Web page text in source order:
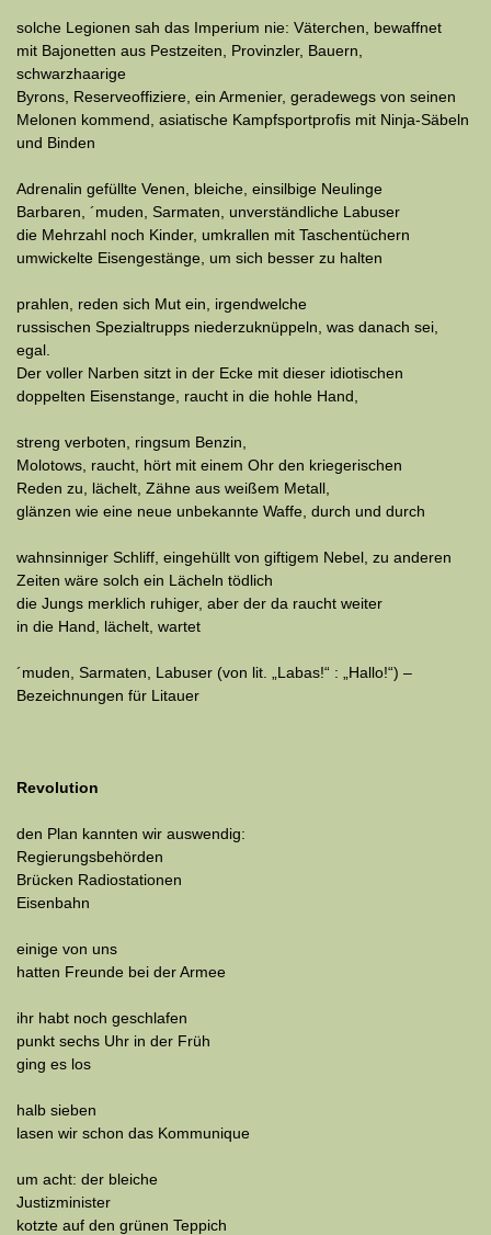
solche Legionen sah das Imperium nie: Väterchen, bewaffnet
mit Bajonetten aus Pestzeiten, Provinzler, Bauern,
schwarzhaarige
Byrons, Reserveoffiziere, ein Armenier, geradewegs von seinen
Melonen kommend, asiatische Kampfsportprofis mit Ninja-Säbeln
und Binden
Adrenalin gefüllte Venen, bleiche, einsilbige Neulinge
Barbaren, ´muden, Sarmaten, unverständliche Labuser
die Mehrzahl noch Kinder, umkrallen mit Taschentüchern
umwickelte Eisengestänge, um sich besser zu halten
prahlen, reden sich Mut ein, irgendwelche
russischen Spezialtrupps niederzuknüppeln, was danach sei,
egal.
Der voller Narben sitzt in der Ecke mit dieser idiotischen
doppelten Eisenstange, raucht in die hohle Hand,
streng verboten, ringsum Benzin,
Molotows, raucht, hört mit einem Ohr den kriegerischen
Reden zu, lächelt, Zähne aus weißem Metall,
glänzen wie eine neue unbekannte Waffe, durch und durch
wahnsinniger Schliff, eingehüllt von giftigem Nebel, zu anderen
Zeiten wäre solch ein Lächeln tödlich
die Jungs merklich ruhiger, aber der da raucht weiter
in die Hand, lächelt, wartet
´muden, Sarmaten, Labuser (von lit. „Labas!“ : „Hallo!“) –
Bezeichnungen für Litauer
Revolution
den Plan kannten wir auswendig:
Regierungsbehörden
Brücken Radiostationen
Eisenbahn
einige von uns
hatten Freunde bei der Armee
ihr habt noch geschlafen
punkt sechs Uhr in der Früh
ging es los
halb sieben
lasen wir schon das Kommunique
um acht: der bleiche
Justizminister
kotzte auf den grünen Teppich